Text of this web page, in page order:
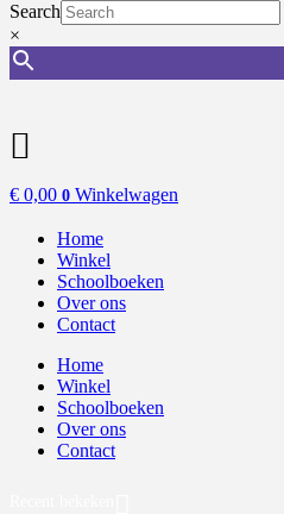
Search
×
€ 0,00 0 Winkelwagen
Home
Winkel
Schoolboeken
Over ons
Contact
Home
Winkel
Schoolboeken
Over ons
Contact